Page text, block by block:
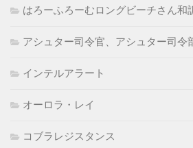
はろーふろーむロングビーチさん和
アシュター司令官、アシュター司令
インテルアラート
オーロラ・レイ
コブラレジスタンス